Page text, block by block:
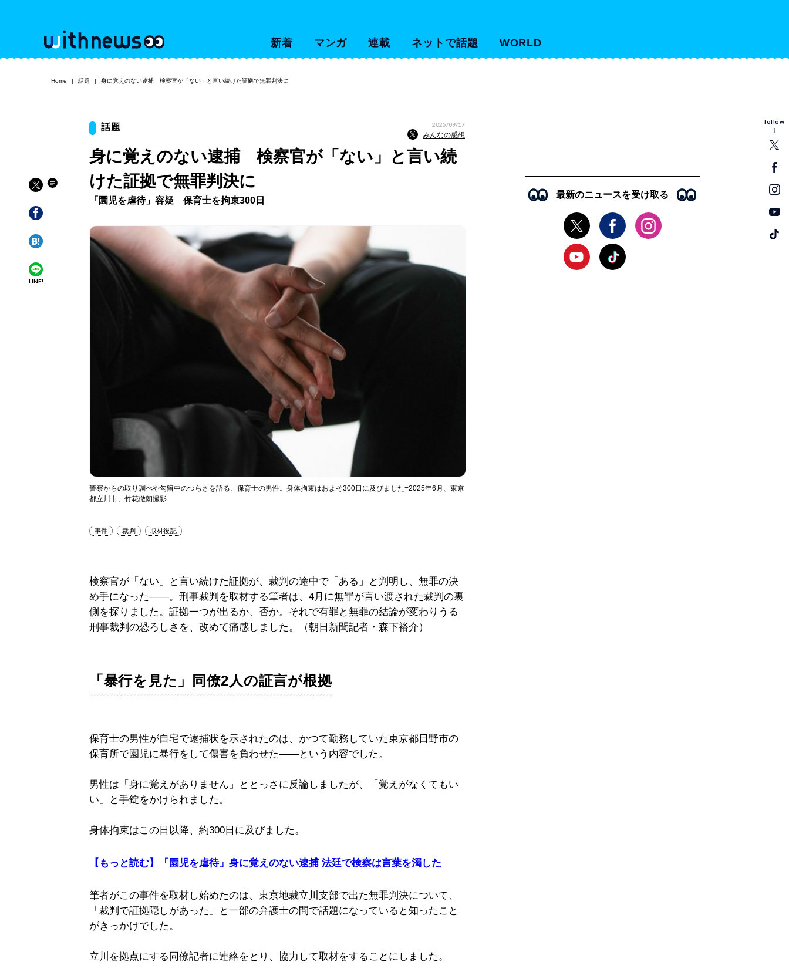
新着 マンガ 連載 ネットで話題 WORLD
follow
Home 話題 身に覚えのない逮捕 検察官が「ない」と言い続けた証拠で無罪判決に
LINE!
話題 2025/09/17
みんなの感想
身に覚えのない逮捕 検察官が「ない」と言い続
けた証拠で無罪判決に
「園児を虐待」容疑 保育士を拘束300日
警察からの取り調べや勾留中のつらさを語る、保育士の男性。身体拘束はおよそ300日に及びました=2025年6月、東京
都立川市、竹花徹朗撮影
事件 裁判 取材後記
検察官が「ない」と言い続けた証拠が、裁判の途中で「ある」と判明し、無罪の決
め手になった――。刑事裁判を取材する筆者は、4月に無罪が言い渡された裁判の裏
側を探りました。証拠一つが出るか、否か。それで有罪と無罪の結論が変わりうる
刑事裁判の恐ろしさを、改めて痛感しました。（朝日新聞記者・森下裕介）
「暴行を見た」同僚2人の証言が根拠
保育士の男性が自宅で逮捕状を示されたのは、かつて勤務していた東京都日野市の
保育所で園児に暴行をして傷害を負わせた――という内容でした。
男性は「身に覚えがありません」ととっさに反論しましたが、「覚えがなくてもい
い」と手錠をかけられました。
身体拘束はこの日以降、約300日に及びました。
【もっと読む】「園児を虐待」身に覚えのない逮捕 法廷で検察は言葉を濁した
筆者がこの事件を取材し始めたのは、東京地裁立川支部で出た無罪判決について、
「裁判で証拠隠しがあった」と一部の弁護士の間で話題になっていると知ったこと
がきっかけでした。
立川を拠点にする同僚記者に連絡をとり、協力して取材をすることにしました。
最新のニュースを受け取る